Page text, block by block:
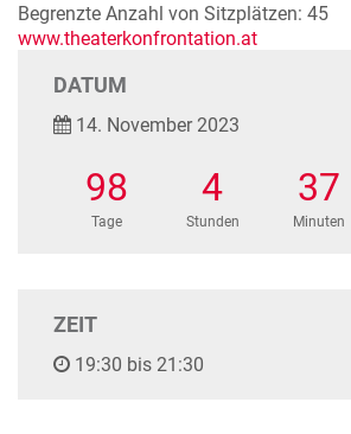
Begrenzte Anzahl von Sitzplätzen: 45
www.theaterkonfrontation.at
DATUM
14. November 2023
98
Tage
4
Stunden
37
Minuten
ZEIT
19:30 bis 21:30